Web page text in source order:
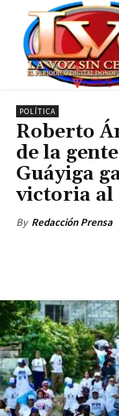
POLÍTICA
Roberto
de la
Guáyiga
victoria al
By Redacción Prensa